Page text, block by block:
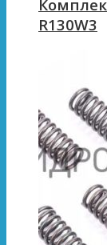
R130W3